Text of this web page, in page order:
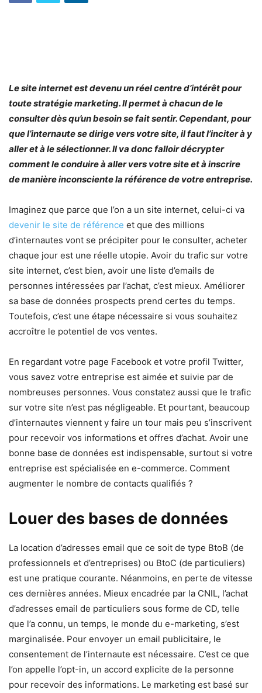
Le site internet est devenu un réel centre d’intérêt pour
toute stratégie marketing. Il permet à chacun de le
consulter dès qu’un besoin se fait sentir. Cependant, pour
que l’internaute se dirige vers votre site, il faut l’inciter à y
aller et à le sélectionner. Il va donc falloir décrypter
comment le conduire à aller vers votre site et à inscrire
de manière inconsciente la référence de votre entreprise.
Imaginez que parce que l’on a un site internet, celui-ci va
devenir le site de référence et que des millions
d’internautes vont se précipiter pour le consulter, acheter
chaque jour est une réelle utopie. Avoir du trafic sur votre
site internet, c’est bien, avoir une liste d’emails de
personnes intéressées par l’achat, c’est mieux. Améliorer
sa base de données prospects prend certes du temps.
Toutefois, c’est une étape nécessaire si vous souhaitez
accroître le potentiel de vos ventes.
En regardant votre page Facebook et votre profil Twitter,
vous savez votre entreprise est aimée et suivie par de
nombreuses personnes. Vous constatez aussi que le trafic
sur votre site n’est pas négligeable. Et pourtant, beaucoup
d’internautes viennent y faire un tour mais peu s’inscrivent
pour recevoir vos informations et offres d’achat. Avoir une
bonne base de données est indispensable, surtout si votre
entreprise est spécialisée en e-commerce. Comment
augmenter le nombre de contacts qualifiés ?
Louer des bases de données
La location d’adresses email que ce soit de type BtoB (de
professionnels et d’entreprises) ou BtoC (de particuliers)
est une pratique courante. Néanmoins, en perte de vitesse
ces dernières années. Mieux encadrée par la CNIL, l’achat
d’adresses email de particuliers sous forme de CD, telle
que l’a connu, un temps, le monde du e-marketing, s’est
marginalisée. Pour envoyer un email publicitaire, le
consentement de l’internaute est nécessaire. C’est ce que
l’on appelle l’opt-in, un accord explicite de la personne
pour recevoir des informations. Le marketing est basé sur